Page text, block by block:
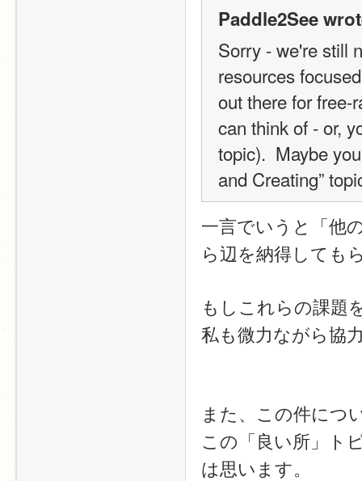
Paddle2See
Sorry - we're still
resources
out there for free-
can think of - or,
topic).  Maybe
and Creating”
一言でいうと「他
ら辺を納得しても
もしこれらの課題
私も微力ながら協
また、この件につ
この「良い所」ト
は思います。